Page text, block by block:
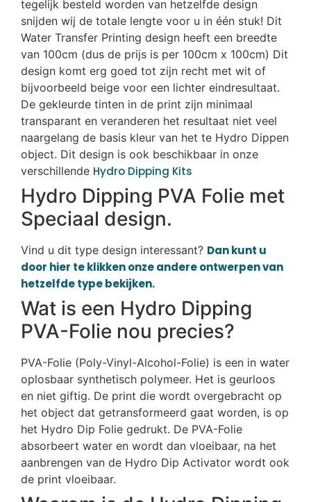
tegelijk besteld worden van hetzelfde design
snijden wij de totale lengte voor u in één stuk! Dit
Water Transfer Printing design heeft een breedte
van 100cm (dus de prijs is per 100cm x 100cm) Dit
design komt erg goed tot zijn recht met wit of
bijvoorbeeld beige voor een lichter eindresultaat.
De gekleurde tinten in de print zijn minimaal
transparant en veranderen het resultaat niet veel
naargelang de basis kleur van het te Hydro Dippen
object. Dit design is ook beschikbaar in onze
verschillende Hydro Dipping Kits
Hydro Dipping PVA Folie met
Speciaal design.
Vind u dit type design interessant? Dan kunt u
door hier te klikken onze andere ontwerpen van
hetzelfde type bekijken.
Wat is een Hydro Dipping
PVA-Folie nou precies?
PVA-Folie (Poly-Vinyl-Alcohol-Folie) is een in water
oplosbaar synthetisch polymeer. Het is geurloos
en niet giftig. De print die wordt overgebracht op
het object dat getransformeerd gaat worden, is op
het Hydro Dip Folie gedrukt. De PVA-Folie
absorbeert water en wordt dan vloeibaar, na het
aanbrengen van de Hydro Dip Activator wordt ook
de print vloeibaar.